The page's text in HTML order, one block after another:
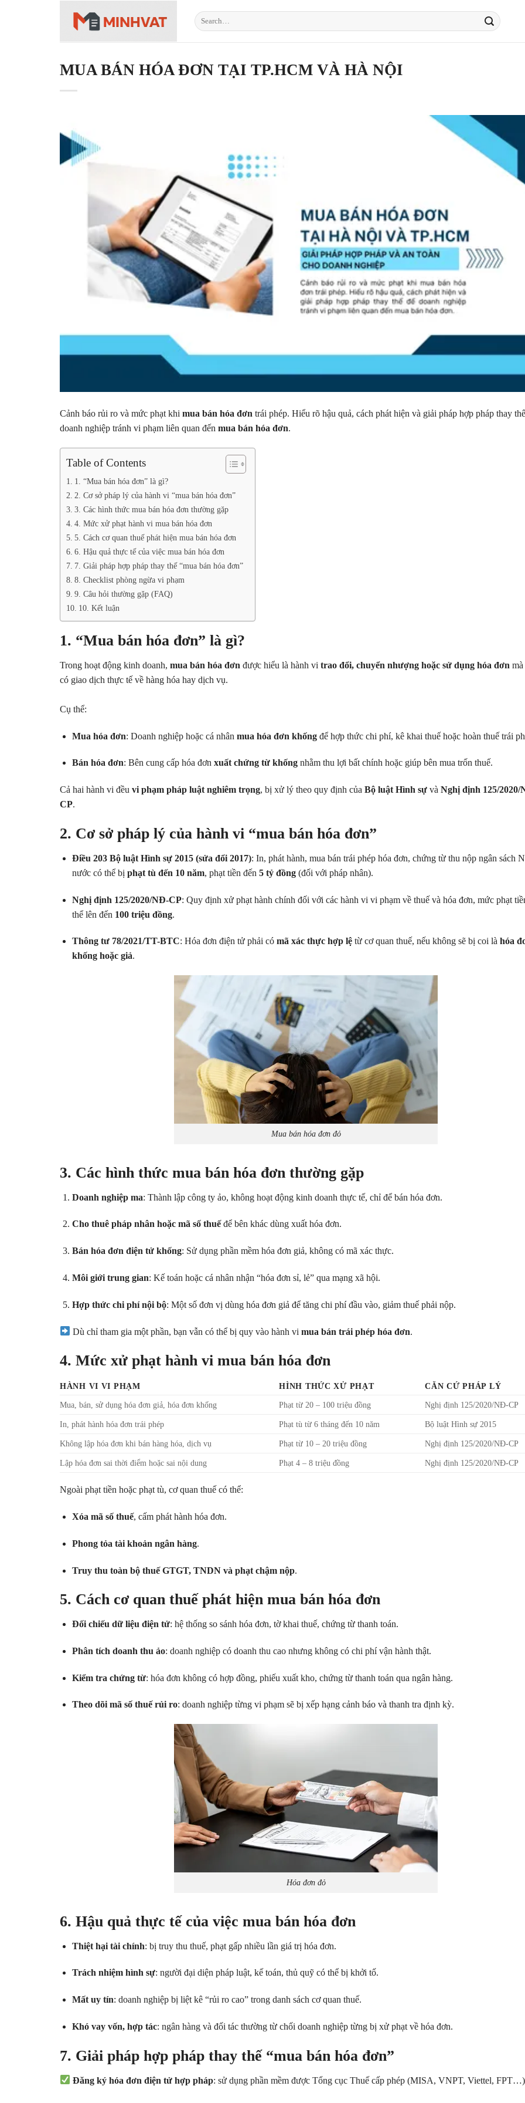
MUA BÁN HÓA ĐƠN TẠI TP.HCM VÀ HÀ NỘI
Cảnh báo rủi ro và mức phạt khi mua bán hóa đơn trái phép. Hiểu rõ hậu quả, cách phát hiện và giải pháp hợp pháp thay
doanh nghiệp tránh vi phạm liên quan đến mua bán hóa đơn.
Table of Contents
1. “Mua bán hóa đơn” là gì?
2. Cơ sở pháp lý của hành vi “mua bán hóa đơn”
3. Các hình thức mua bán hóa đơn thường gặp
4. Mức xử phạt hành vi mua bán hóa đơn
5. Cách cơ quan thuế phát hiện mua bán hóa đơn
6. Hậu quả thực tế của việc mua bán hóa đơn
7. Giải pháp hợp pháp thay thế “mua bán hóa đơn”
8. Checklist phòng ngừa vi phạm
9. Câu hỏi thường gặp (FAQ)
10. Kết luận
1. “Mua bán hóa đơn” là gì?
Trong hoạt động kinh doanh, mua bán hóa đơn được hiểu là hành vi trao đổi, chuyển nhượng hoặc sử dụng hóa đơn
có giao dịch thực tế về hàng hóa hay dịch vụ.
Cụ thể:
Mua hóa đơn: Doanh nghiệp hoặc cá nhân mua hóa đơn khốngđể hợp thức chi phí, kê khai thuế hoặc hoàn thuế trái
Bán hóa đơn: Bên cung cấp hóa đơn xuất chứng từ khốngnhằm thu lợi bất chính hoặc giúp bên mua trốn thuế.
Cả hai hành vi đều vi phạm pháp luật nghiêm trọng, bị xử lý theo quy định của Bộ luật Hình sự và Nghị định 125/2020/
CP.
2. Cơ sở pháp lý của hành vi “mua bán hóa đơn”
Điều 203 Bộ luật Hình sự 2015 (sửa đổi 2017): In, phát hành, mua bán trái phép hóa đơn, chứng từ thu nộp ngân sách
nước có thể bị phạt tù đến 10 năm, phạt tiền đến 5 tỷ đồng(đối với pháp nhân).
Nghị định 125/2020/NĐ-CP: Quy định xử phạt hành chính đối với các hành vi vi phạm về thuế và hóa đơn, mức phạt
thể lên đến 100 triệu đồng.
Thông tư 78/2021/TT-BTC: Hóa đơn điện tử phải có mã xác thực hợp lệtừ cơ quan thuế, nếu không sẽ bị coi là hóa
khống hoặc giả.
Mua bán hóa đơn đỏ
3. Các hình thức mua bán hóa đơn thường gặp
Doanh nghiệp ma: Thành lập công ty ảo, không hoạt động kinh doanh thực tế, chỉ để bán hóa đơn.
Cho thuê pháp nhân hoặc mã số thuếđể bên khác dùng xuất hóa đơn.
Bán hóa đơn điện tử khống: Sử dụng phần mềm hóa đơn giả, không có mã xác thực.
Môi giới trung gian: Kế toán hoặc cá nhân nhận “hóa đơn sỉ, lẻ” qua mạng xã hội.
Hợp thức chi phí nội bộ: Một số đơn vị dùng hóa đơn giả để tăng chi phí đầu vào, giảm thuế phải nộp.
Dù chỉ tham gia một phần, bạn vẫn có thể bị quy vào hành vimua bán trái phép hóa đơn.
4. Mức xử phạt hành vi mua bán hóa đơn
HÀNH VI VI PHẠM HÌNH THỨC XỬ PHẠT
CĂN CỨ PHÁP LÝ
Mua, bán, sử dụng hóa đơn giả, hóa đơn khống
Phạt từ 20 – 100 triệu đồng Nghị định 125/2020/NĐ-CP
In, phát hành hóa đơn trái phép Phạt tù từ 6 tháng đến 10 năm Bộ luật Hình sự 2015
Không lập hóa đơn khi bán hàng hóa, dịch vụ Phạt từ 10 – 20 triệu đồng Nghị định 125/2020/NĐ-CP
Lập hóa đơn sai thời điểm hoặc sai nội dung Phạt 4 – 8 triệu đồng Nghị định 125/2020/NĐ-CP
Ngoài phạt tiền hoặc phạt tù, cơ quan thuế có thể:
Xóa mã số thuế, cấm phát hành hóa đơn.
Phong tỏa tài khoản ngân hàng.
Truy thu toàn bộ thuế GTGT, TNDN và phạt chậm nộp.
5. Cách cơ quan thuế phát hiện mua bán hóa đơn
Đối chiếu dữ liệu điện tử: hệ thống so sánh hóa đơn, tờ khai thuế, chứng từ thanh toán.
Phân tích doanh thu ảo: doanh nghiệp có doanh thu cao nhưng không có chi phí vận hành thật.
Kiểm tra chứng từ: hóa đơn không có hợp đồng, phiếu xuất kho, chứng từ thanh toán qua ngân hàng.
Theo dõi mã số thuế rủi ro: doanh nghiệp từng vi phạm sẽ bị xếp hạng cảnh báo và thanh tra định kỳ.
Hóa đơn đỏ
6. Hậu quả thực tế của việc mua bán hóa đơn
Thiệt hại tài chính: bị truy thu thuế, phạt gấp nhiều lần giá trị hóa đơn.
Trách nhiệm hình sự: người đại diện pháp luật, kế toán, thủ quỹ có thể bị khởi tố.
Mất uy tín: doanh nghiệp bị liệt kê “rủi ro cao” trong danh sách cơ quan thuế.
Khó vay vốn, hợp tác: ngân hàng và đối tác thường từ chối doanh nghiệp từng bị xử phạt về hóa đơn.
7. Giải pháp hợp pháp thay thế “mua bán hóa đơn”
Đăng ký hóa đơn điện tử hợp pháp: sử dụng phần mềm được Tổng cục Thuế cấp phép (MISA, VNPT, Viettel,